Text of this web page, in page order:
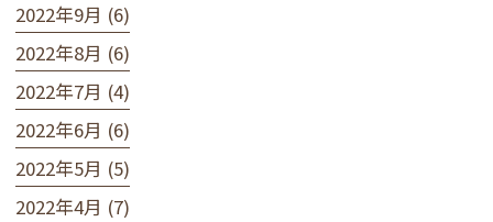
2022年9月 (6)
2022年8月 (6)
2022年7月 (4)
2022年6月 (6)
2022年5月 (5)
2022年4月 (7)